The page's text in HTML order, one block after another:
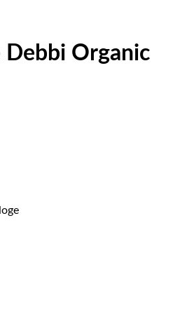
Debbi Organic